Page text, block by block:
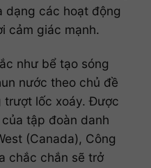
dạng các hoạt động
cảm giác mạnh.
như bể tạo sóng
nước theo chủ đề
trượt lốc xoáy. Được
tập đoàn danh
(Canada), Công
chắc chắn sẽ trở